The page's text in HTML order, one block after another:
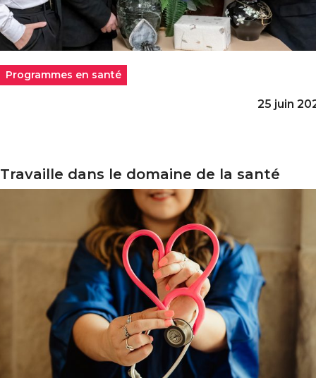
Programmes en santé
25 juin
Travaille dans le domaine de la santé
dans le domaine de la santé